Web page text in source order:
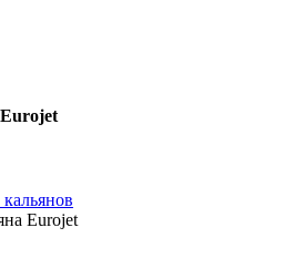
Eurojet